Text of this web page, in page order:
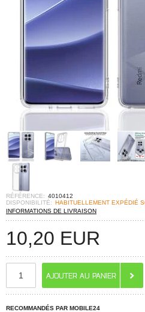
RÉFÉRENCE: 4010412
DISPONIBILITÉ: HABITUELLEMENT EXPÉDIÉ
INFORMATIONS DE LIVRAISON
10,20 EUR
RECOMMANDÉS PAR MOBILE24